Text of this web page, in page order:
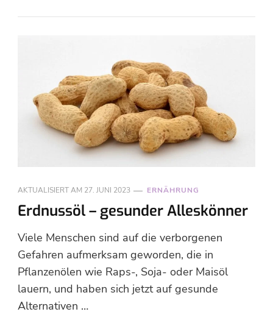
AKTUALISIERT AM 27. JUNI 2023 ERNÄHRUNG
Erdnussöl – gesunder Alleskönner
Viele Menschen sind auf die verborgenen
Gefahren aufmerksam geworden, die in
Pflanzenölen wie Raps-, Soja- oder Maisöl
lauern, und haben sich jetzt auf gesunde
Alternativen …